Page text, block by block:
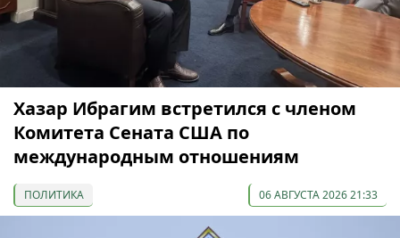
Хазар Ибрагим встретился с членом
Комитета Сената США по
международным отношениям
ПОЛИТИКА 06 АВГУСТА 2026 21:33